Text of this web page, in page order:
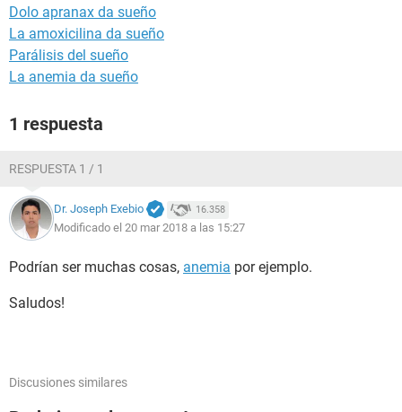
Dolo apranax da sueño
La amoxicilina da sueño
Parálisis del sueño
La anemia da sueño
1 respuesta
RESPUESTA 1 / 1
Dr. Joseph Exebio 16.358
Modificado el 20 mar 2018 a las 15:27
Podrían ser muchas cosas, anemia por ejemplo.
Saludos!
Discusiones similares